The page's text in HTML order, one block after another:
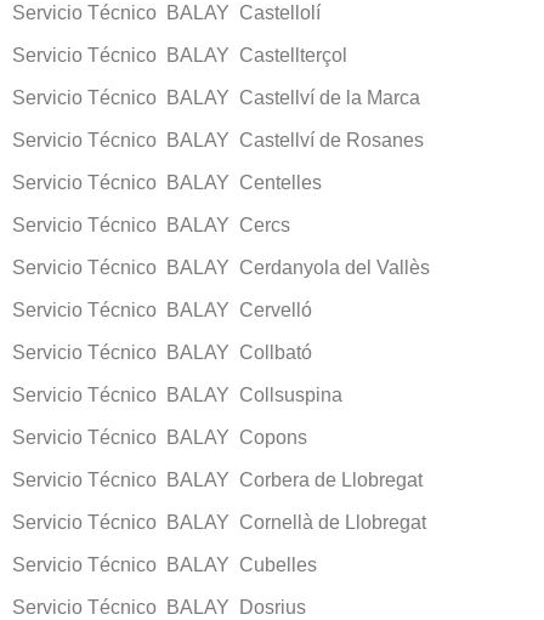
Servicio Técnico BALAY Castellolí
Servicio Técnico BALAY Castellterçol
Servicio Técnico BALAY Castellví de la Marca
Servicio Técnico BALAY Castellví de Rosanes
Servicio Técnico BALAY Centelles
Servicio Técnico BALAY Cercs
Servicio Técnico BALAY Cerdanyola del Vallès
Servicio Técnico BALAY Cervelló
Servicio Técnico BALAY Collbató
Servicio Técnico BALAY Collsuspina
Servicio Técnico BALAY Copons
Servicio Técnico BALAY Corbera de Llobregat
Servicio Técnico BALAY Cornellà de Llobregat
Servicio Técnico BALAY Cubelles
Servicio Técnico BALAY Dosrius